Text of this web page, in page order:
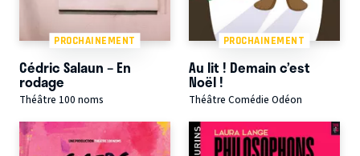
PROCHAINEMENT
Cédric Salaun – En
rodage
Théâtre 100 noms
PROCHAINEMENT
Au lit ! Demain c’est
Noël !
Théâtre Comédie Odéon